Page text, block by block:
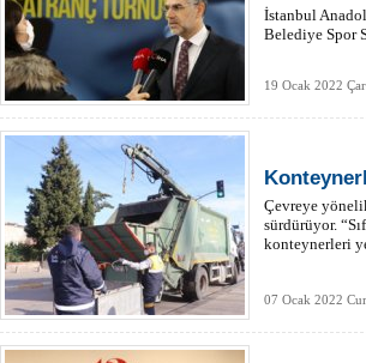
İstanbul
Belediye Spor
19 Ocak 2022
Çevreye
sürdürüyor.
konteynerleri
07 Ocak 2022